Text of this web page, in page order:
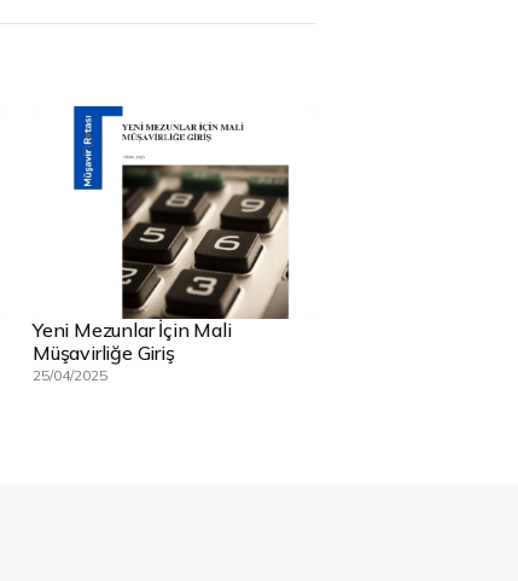
Yeni Mezunlar İçin Mali
Müşavirliğe Giriş
25/04/2025